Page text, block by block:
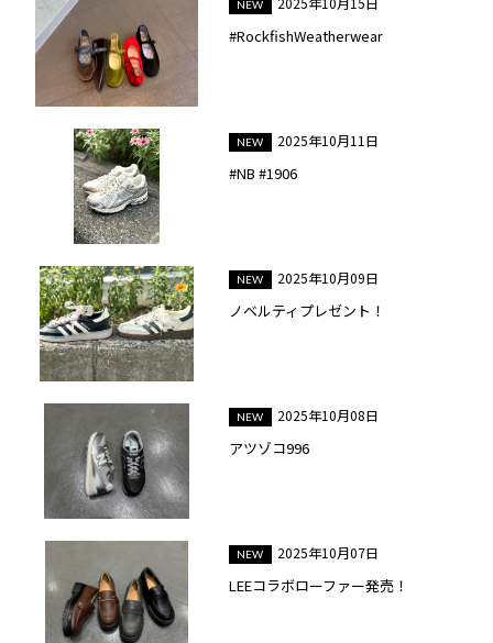
#RockfishWeatherwear
2025年10月11日
#NB #1906
2025年10月09日
ノベルティプレゼント！
2025年10月08日
アツゾコ996
2025年10月07日
LEEコラボローファー発売！